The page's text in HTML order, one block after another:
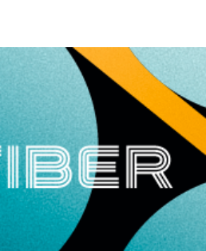
- Advertisement -